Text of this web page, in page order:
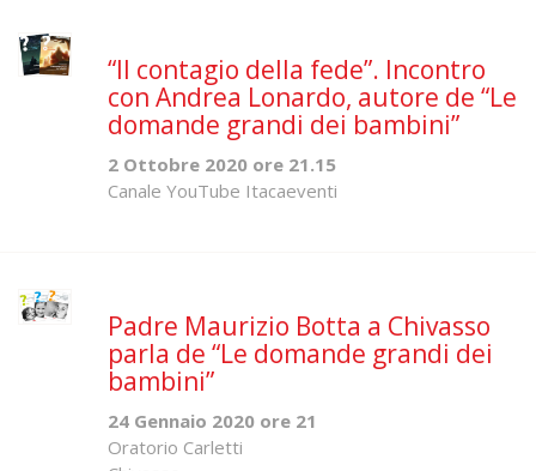
“Il contagio della fede”. Incontro
con Andrea Lonardo, autore de “Le
domande grandi dei bambini”
2 Ottobre 2020 ore 21.15
Canale YouTube Itacaeventi
Padre Maurizio Botta a Chivasso
parla de “Le domande grandi dei
bambini”
24 Gennaio 2020 ore 21
Oratorio Carletti